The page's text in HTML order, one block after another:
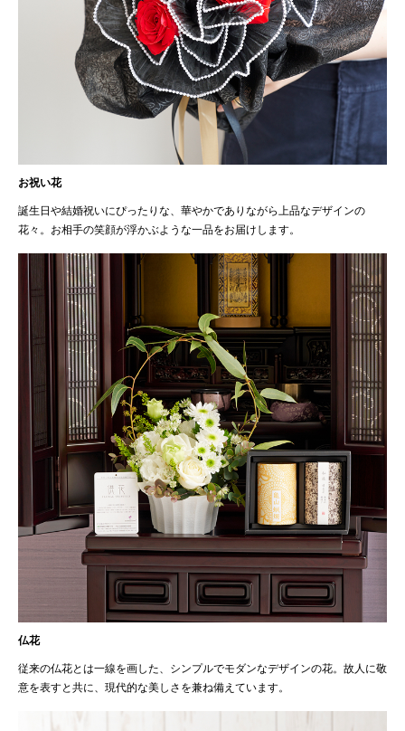
お祝い花
誕生日や結婚祝いにぴったりな、華やかでありながら上品なデザインの
花々。お相手の笑顔が浮かぶような一品をお届けします。
仏花
従来の仏花とは一線を画した、シンプルでモダンなデザインの花。故人に敬
意を表すと共に、現代的な美しさを兼ね備えています。